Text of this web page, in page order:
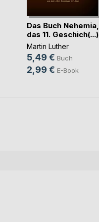
Das Buch Nehemia,
das 11. Geschich(...)
Martin Luther
5,49 € Buch
2,99 € E-Book